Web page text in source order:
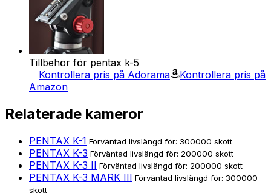
Tillbehör för pentax k-5
Kontrollera pris på Adorama
Kontrollera pris på
Amazon
Relaterade kameror
PENTAX K-1 Förväntad livslängd för: 300000 skott
PENTAX K-3 Förväntad livslängd för: 200000 skott
PENTAX K-3 II Förväntad livslängd för: 200000 skott
PENTAX K-3 MARK III Förväntad livslängd för: 300000
skott